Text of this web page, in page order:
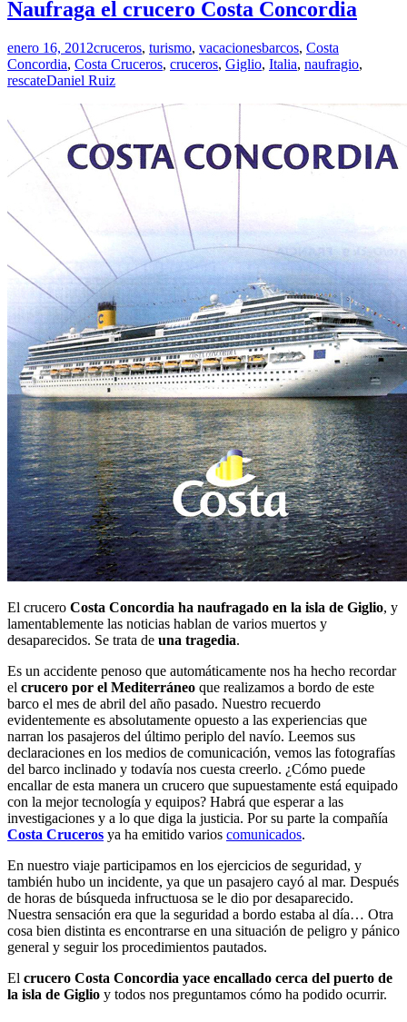
en
Roma
Naufraga el crucero Costa Concordia
enero 16, 2012cruceros, turismo, vacacionesbarcos, Costa
Concordia, Costa Cruceros, cruceros, Giglio, Italia, naufragio,
rescateDaniel Ruiz
El crucero Costa Concordia ha naufragado en la isla de Giglio, y
lamentablemente las noticias hablan de varios muertos y
desaparecidos. Se trata de una tragedia.
Es un accidente penoso que automáticamente nos ha hecho recordar
el crucero por el Mediterráneo que realizamos a bordo de este
barco el mes de abril del año pasado. Nuestro recuerdo
evidentemente es absolutamente opuesto a las experiencias que
narran los pasajeros del último periplo del navío. Leemos sus
declaraciones en los medios de comunicación, vemos las fotografías
del barco inclinado y todavía nos cuesta creerlo. ¿Cómo puede
encallar de esta manera un crucero que supuestamente está equipado
con la mejor tecnología y equipos? Habrá que esperar a las
investigaciones y a lo que diga la justicia. Por su parte la compañía
Costa Cruceros ya ha emitido varios comunicados.
En nuestro viaje participamos en los ejercicios de seguridad, y
también hubo un incidente, ya que un pasajero cayó al mar. Después
de horas de búsqueda infructuosa se le dio por desaparecido.
Nuestra sensación era que la seguridad a bordo estaba al día… Otra
cosa bien distinta es encontrarse en una situación de peligro y pánico
general y seguir los procedimientos pautados.
El crucero Costa Concordia yace encallado cerca del puerto de
la isla de Giglio y todos nos preguntamos cómo ha podido ocurrir.